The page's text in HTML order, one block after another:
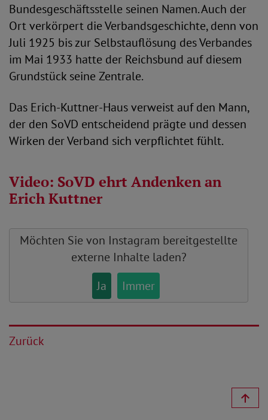
Bundesgeschäftsstelle seinen Namen. Auch der
Ort verkörpert die Verbandsgeschichte, denn von
Juli 1925 bis zur Selbstauflösung des Verbandes
im Mai 1933 hatte der Reichsbund auf diesem
Grundstück seine Zentrale.
Das Erich-Kuttner-Haus verweist auf den Mann,
der den SoVD entscheidend prägte und dessen
Wirken der Verband sich verpflichtet fühlt.
Video: SoVD ehrt Andenken an
Erich Kuttner
Möchten Sie von Instagram bereitgestellte
externe Inhalte laden?
Ja
Immer
Zurück